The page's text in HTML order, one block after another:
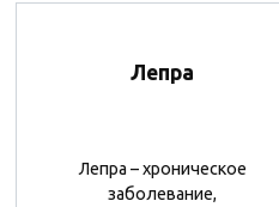
Лепра
Лепра – хроническое
заболевание,